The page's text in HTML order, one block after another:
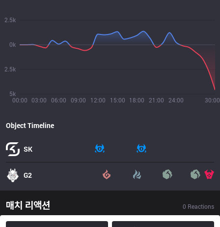
00:00 03:00 06:00 09:00 12:00 15:00 18:00 21:00 24:00 30:00
5k
2.5k
0k
2.5k
Object Timeline
SK
G2
매치 리액션 0 Reactions